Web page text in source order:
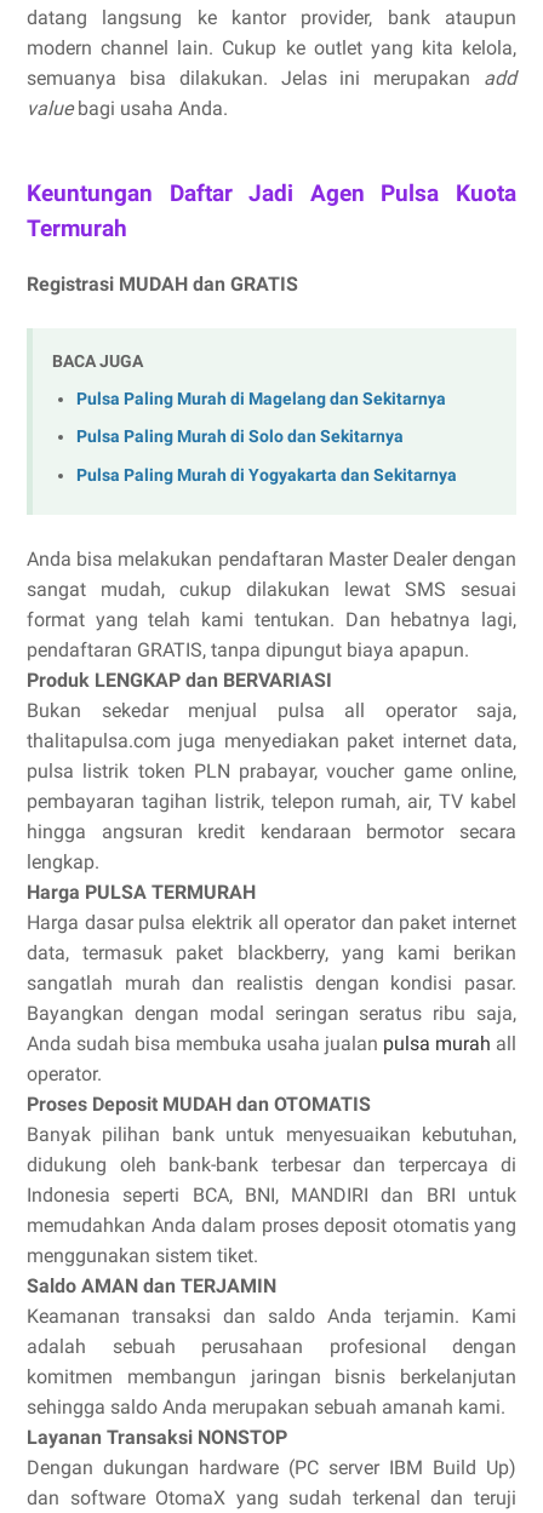
datang langsung ke kantor provider, bank ataupun
modern channel lain. Cukup ke outlet yang kita kelola,
semuanya bisa dilakukan. Jelas ini merupakan add
valuebagi usaha Anda.
Keuntungan Daftar Jadi Agen Pulsa Kuota
Termurah
Registrasi MUDAH dan GRATIS
BACA JUGA
Pulsa Paling Murah di Magelang dan Sekitarnya
Pulsa Paling Murah di Solo dan Sekitarnya
Pulsa Paling Murah di Yogyakarta dan Sekitarnya
Anda bisa melakukan pendaftaran Master Dealer dengan
sangat mudah, cukup dilakukan lewat SMS sesuai
format yang telah kami tentukan. Dan hebatnya lagi,
pendaftaran GRATIS, tanpa dipungut biaya apapun.
Produk LENGKAP dan BERVARIASI
Bukan sekedar menjual pulsa all operator saja,
thalitapulsa.com juga menyediakan paket internet data,
pulsa listrik token PLN prabayar, voucher game online,
pembayaran tagihan listrik, telepon rumah, air, TV kabel
hingga angsuran kredit kendaraan bermotor secara
lengkap.
Harga PULSA TERMURAH
Harga dasar pulsa elektrik all operator dan paket internet
data, termasuk paket blackberry, yang kami berikan
sangatlah murah dan realistis dengan kondisi pasar.
Bayangkan dengan modal seringan seratus ribu saja,
Anda sudah bisa membuka usaha jualan pulsa murah all
operator.
Proses Deposit MUDAH dan OTOMATIS
Banyak pilihan bank untuk menyesuaikan kebutuhan,
didukung oleh bank-bank terbesar dan terpercaya di
Indonesia seperti BCA, BNI, MANDIRI dan BRI untuk
memudahkan Anda dalam proses deposit otomatis yang
menggunakan sistem tiket.
Saldo AMAN dan TERJAMIN
Keamanan transaksi dan saldo Anda terjamin. Kami
adalah sebuah perusahaan profesional dengan
komitmen membangun jaringan bisnis berkelanjutan
sehingga saldo Anda merupakan sebuah amanah kami.
Layanan Transaksi NONSTOP
Dengan dukungan hardware (PC server IBM Build Up)
dan software OtomaX yang sudah terkenal dan teruji